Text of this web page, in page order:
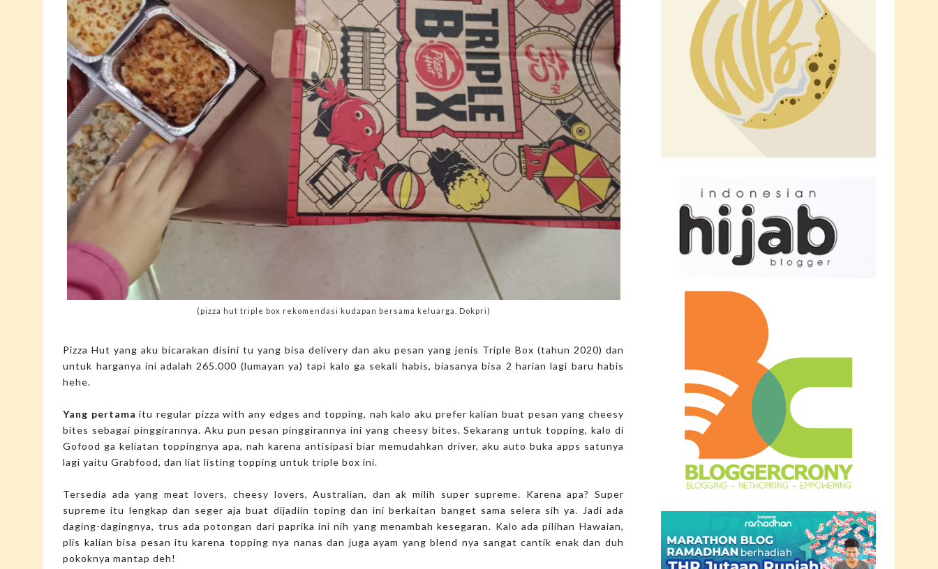
(pizza hut triple box rekomendasi kudapan bersama keluarga. Dokpri)
Pizza Hut yang aku bicarakan disini tu yang bisa delivery dan aku pesan yang jenis Triple Box (tahun 2020) dan
untuk harganya ini adalah 265.000 (lumayan ya) tapi kalo ga sekali habis, biasanya bisa 2 harian lagi baru habis
hehe.
Yang pertama itu regular pizza with any edges and topping, nah kalo aku prefer kalian buat pesan yang cheesy
bites sebagai pinggirannya. Aku pun pesan pinggirannya ini yang cheesy bites. Sekarang untuk topping, kalo di
Gofood ga keliatan toppingnya apa, nah karena antisipasi biar memudahkan driver, aku auto buka apps satunya
lagi yaitu Grabfood, dan liat listing topping untuk triple box ini.
Tersedia ada yang meat lovers, cheesy lovers, Australian, dan ak milih super supreme. Karena apa? Super
supreme itu lengkap dan seger aja buat dijadiin toping dan ini berkaitan banget sama selera sih ya. Jadi ada
daging-dagingnya, trus ada potongan dari paprika ini nih yang menambah kesegaran. Kalo ada pilihan Hawaian,
plis kalian bisa pesan itu karena topping nya nanas dan juga ayam yang blend nya sangat cantik enak dan duh
pokoknya mantap deh!